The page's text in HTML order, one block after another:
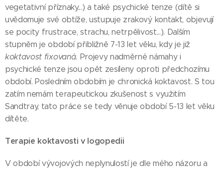
vegetativní příznaky...) a také psychické tenze (dítě si
uvědomuje své obtíže, ustupuje zrakový kontakt, objevují
se pocity frustrace, strachu, netrpělivost...). Dalším
stupněm je období přibližně 7-13 let věku, kdy je již
koktavost fixovaná. Projevy nadměrné námahy i
psychické tenze jsou opět zesíleny oproti předchozímu
období. Posledním obdobím je chronická koktavost. S tou
zatím nemám terapeutickou zkušenost s využitím
Sandtray, tato práce se tedy věnuje období 5-13 let věku
dítěte.
Terapie koktavosti v logopedii
V období vývojových neplynulostí je dle mého názoru a